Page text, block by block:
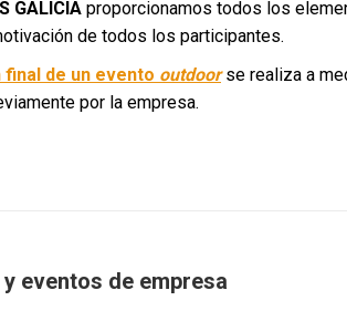
GALICIA proporcionamos todos los
de todos los participantes.
de un evento outdoorse realiza a
por la empresa.
eventos de empresa